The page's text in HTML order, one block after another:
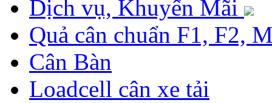
Dịch vụ, Khuyến Mãi
Quả cân chuẩn F1, F2,
Cân Bàn
Loadcell cân xe tải